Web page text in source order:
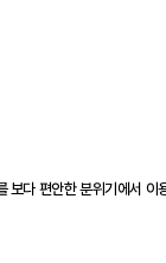
편안한 분위기에서